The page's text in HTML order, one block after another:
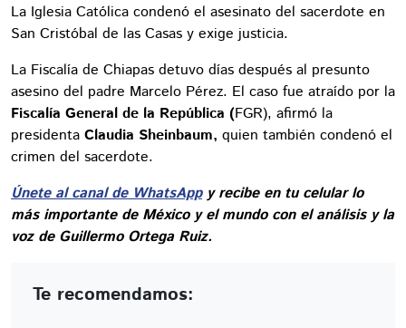
La Iglesia Católica condenó el asesinato del sacerdote en
San Cristóbal de las Casas y exige justicia.
La Fiscalía de Chiapas detuvo días después al presunto
asesino del padre Marcelo Pérez. El caso fue atraído por la
Fiscalía General de la República (FGR), afirmó la
presidenta Claudia Sheinbaum, quien también condenó el
crimen del sacerdote.
Únete al canal de WhatsAppy recibe en tu celular lo
más importante de México y el mundo con el análisis y la
voz de Guillermo Ortega Ruiz.
Te recomendamos: